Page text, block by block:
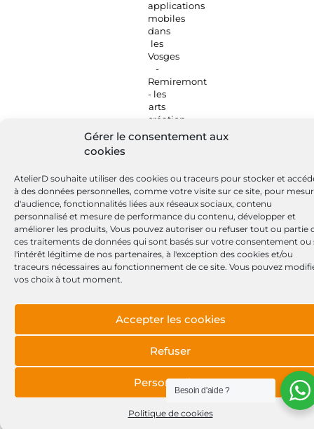
Gérer le consentement aux
cookies
AtelierD souhaite utiliser des cookies ou traceurs pour stocker et
à des données personnelles, comme votre visite sur ce site, pour
d'audience, fonctionnalités liées aux réseaux sociaux, contenu
personnalisé et mesure de performance du contenu, développer et
améliorer les produits, Vous pouvez autoriser ou refuser tout ou partie
ces traitements de données qui sont basés sur votre consentement ou
l'intérêt légitime de nos partenaires, à l'exception des cookies et/ou
traceurs nécessaires au fonctionnement de ce site. Vous pouvez
vos choix à tout moment.
Accepter les cookies
Refuser
Personnaliser
Politique de cookies
Besoin d'aide ?